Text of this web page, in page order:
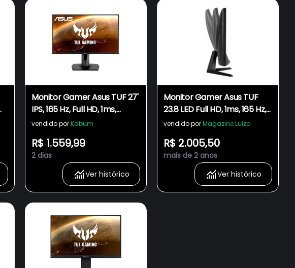
Monitor Gamer Asus TUF 27'
IPS, 165 Hz, Full HD, 1ms,
Adaptive Sync,
Altura, Vesa, Som Integrado
- VG279QR
vendido porKabum
R$ 1.559,99
2 dias
Ver histórico
Monitor Gamer Asus TUF
23.8 LED Full HD, 1ms, 165 Hz,
FreeSync Premium,
Integrado, Extreme Low
Motion Blue - VG247Q1A
vendido porMagazine Luiza
R$ 2.005,50
mais de 2 anos
Ver histórico